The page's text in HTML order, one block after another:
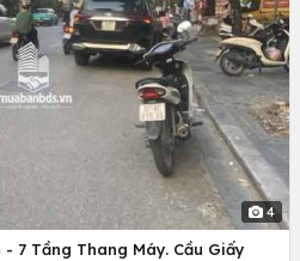
4
7 Tầng Thang Máy. Cầu Giấy